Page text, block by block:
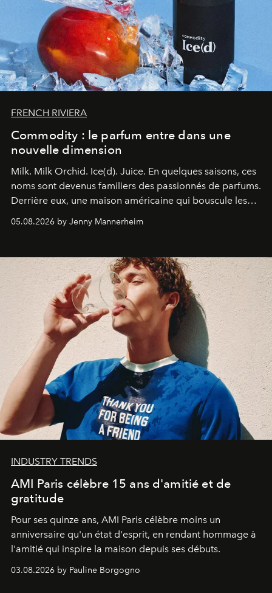
FRENCH RIVIERA
Commodity : le parfum entre dans une
nouvelle dimension
Milk. Milk Orchid. Ice(d). Juice. En quelques saisons, ces
noms sont devenus familiers des passionnés de parfums.
Derrière eux, une maison américaine qui bouscule les
codes de la parfumerie contemporaine en proposant
une approche aussi intuitive que personnelle :
05.08.2026 by Jenny Mannerheim
INDUSTRY TRENDS
AMI Paris célèbre 15 ans d'amitié et de
gratitude
Pour ses quinze ans, AMI Paris célèbre moins un
anniversaire qu'un état d'esprit, en rendant hommage à
l'amitié qui inspire la maison depuis ses débuts.
03.08.2026 by Pauline Borgogno